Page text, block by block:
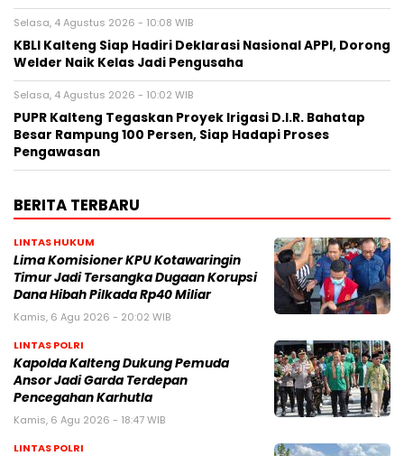
Selasa, 4 Agustus 2026 - 10:08 WIB
KBLI Kalteng Siap Hadiri Deklarasi Nasional APPI, Dorong
Welder Naik Kelas Jadi Pengusaha
Selasa, 4 Agustus 2026 - 10:02 WIB
PUPR Kalteng Tegaskan Proyek Irigasi D.I.R. Bahatap
Besar Rampung 100 Persen, Siap Hadapi Proses
Pengawasan
BERITA TERBARU
LINTAS HUKUM
Lima Komisioner KPU Kotawaringin
Timur Jadi Tersangka Dugaan Korupsi
Dana Hibah Pilkada Rp40 Miliar
Kamis, 6 Agu 2026 - 20:02 WIB
LINTAS POLRI
Kapolda Kalteng Dukung Pemuda
Ansor Jadi Garda Terdepan
Pencegahan Karhutla
Kamis, 6 Agu 2026 - 18:47 WIB
LINTAS POLRI